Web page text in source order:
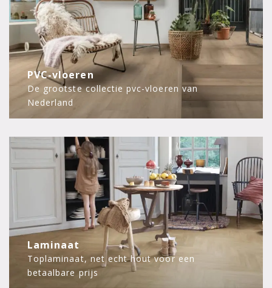
PVC-vloeren
De grootste collectie pvc-vloeren van
Nederland
Laminaat
Toplaminaat, net echt hout voor een
betaalbare prijs